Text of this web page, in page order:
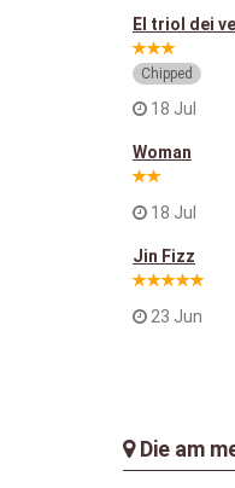
El triol dei
Chipped
18 Jul
Woman
18 Jul
Jin Fizz
23 Jun
Die am